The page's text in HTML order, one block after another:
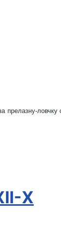
прелазну-ловчку
Х